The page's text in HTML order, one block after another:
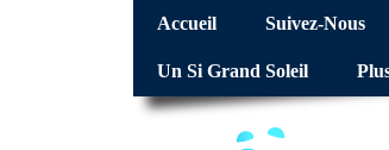
Accueil Suivez-Nous
Un Si Grand Soleil